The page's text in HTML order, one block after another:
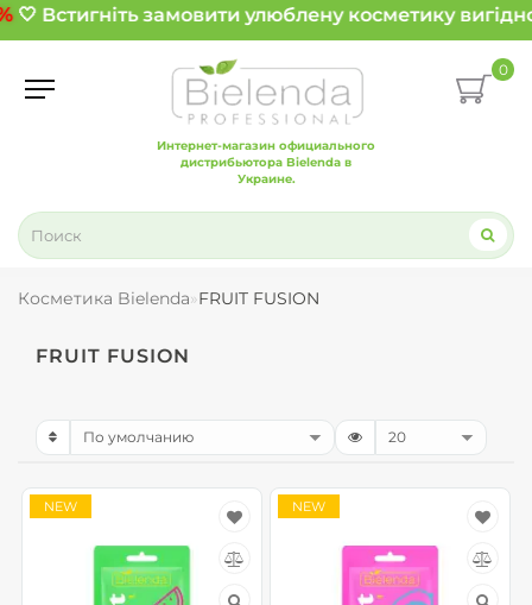
🤍 Встигніть замовити улюблену косметику
Интернет-магазин официального
дистрибьютора Bielenda в
Украине.
0
Косметика Bielenda FRUIT FUSION
FRUIT FUSION
NEW NEW